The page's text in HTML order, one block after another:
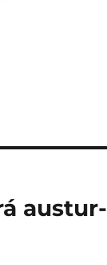
austur-